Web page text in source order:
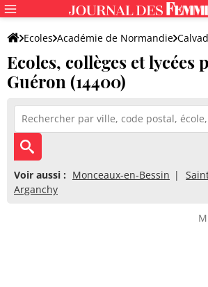
Ecoles Académie de Normandie
Ecoles, collèges et lycées
Guéron (14400)
Voir aussi : Monceaux-en-Bessin
Arganchy